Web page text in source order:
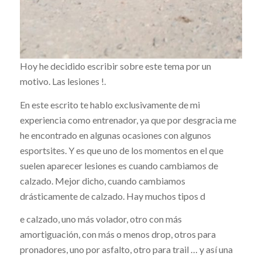
Hoy he decidido escribir sobre este tema por un
motivo. Las lesiones !.
En este escrito te hablo exclusivamente de mi
experiencia como entrenador, ya que por desgracia me
he encontrado en algunas ocasiones con algunos
esportsites. Y es que uno de los momentos en el que
suelen aparecer lesiones es cuando cambiamos de
calzado. Mejor dicho, cuando cambiamos
drásticamente de calzado. Hay muchos tipos d
e calzado, uno más volador, otro con más
amortiguación, con más o menos drop, otros para
pronadores, uno por asfalto, otro para trail … y así una